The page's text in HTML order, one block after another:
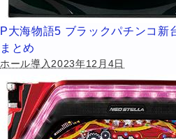
P大海物語5 ブラックパチンコ新
まとめ
ホール導入2023年12月4日